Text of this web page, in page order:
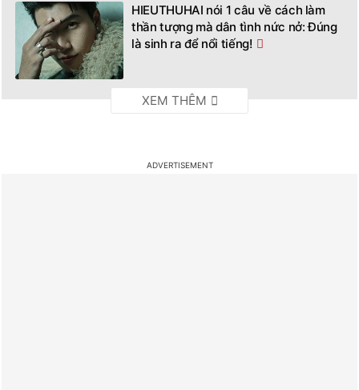
HIEUTHUHAI nói 1 câu về cách làm
thần tượng mà dân tình nức nở: Đúng
là sinh ra để nổi tiếng!